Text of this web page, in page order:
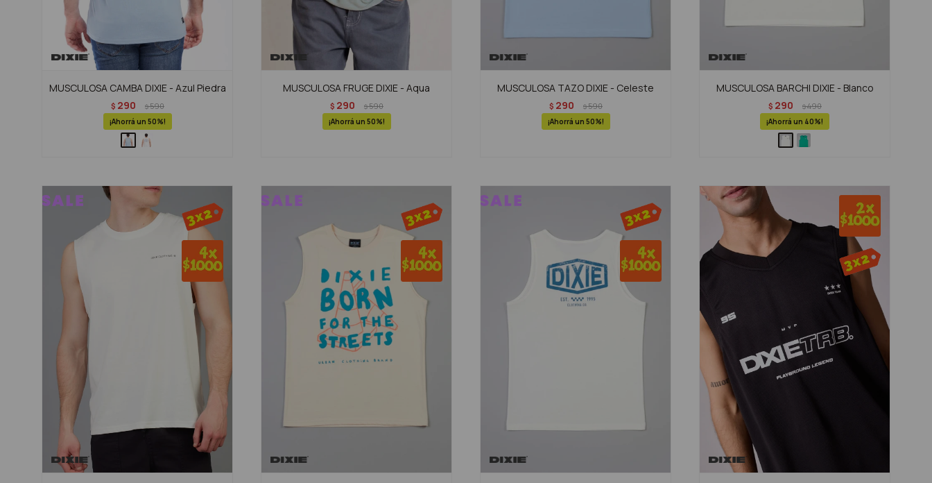
MUSCULOSA CAMBA DIXIE - Azul Piedra
$ 290 $590
50
MUSCULOSA FRUGE DIXIE - Aqua
$ 290 $590
50
MUSCULOSA TAZO DIXIE - Celeste
$ 290 $590
50
MUSCULOSA BARCHI DIXIE - Blanco
$ 290 $490
40